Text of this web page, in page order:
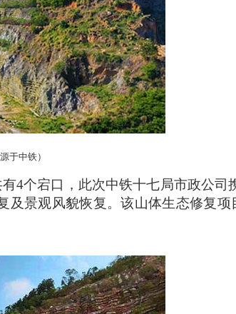
于中铁）
有4个宕口，此次中铁十七局市政公司
景观风貌恢复。该山体生态修复项